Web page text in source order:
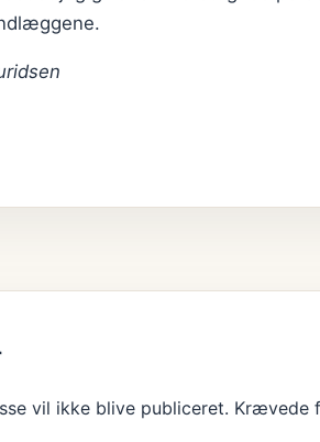
vil ikke blive publiceret. Krævede